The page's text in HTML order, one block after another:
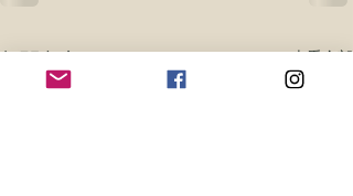
相關文章 查看全部